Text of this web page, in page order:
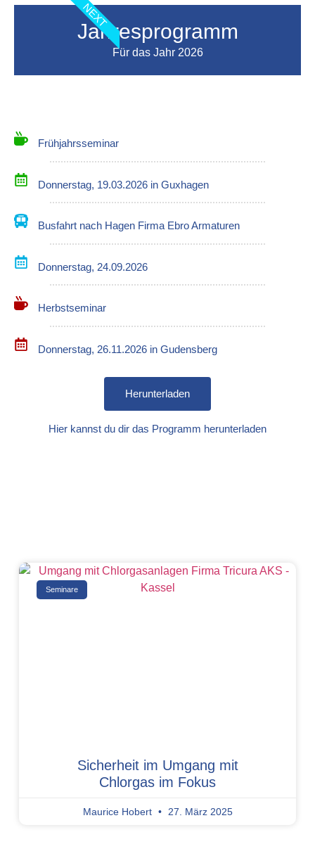
NEXT
Jahresprogramm
Für das Jahr 2026
Frühjahrsseminar
Donnerstag, 19.03.2026 in Guxhagen
Busfahrt nach Hagen Firma Ebro Armaturen
Donnerstag, 24.09.2026
Herbstseminar
Donnerstag, 26.11.2026 in Gudensberg
Herunterladen
Hier kannst du dir das Programm herunterladen
Seminare
Sicherheit im Umgang mit
Chlorgas im Fokus
Maurice Hobert 27. März 2025